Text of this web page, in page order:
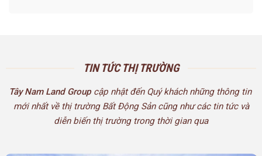
TIN TỨC THỊ TRƯỜNG
Tây Nam Land Groupcập nhật đến Quý khách những thông tin
mới nhất về thị trường Bất Động Sản cũng như các tin tức và
diễn biến thị trường trong thời gian qua